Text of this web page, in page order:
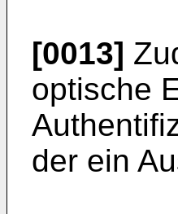
[0013]
optische
der ein